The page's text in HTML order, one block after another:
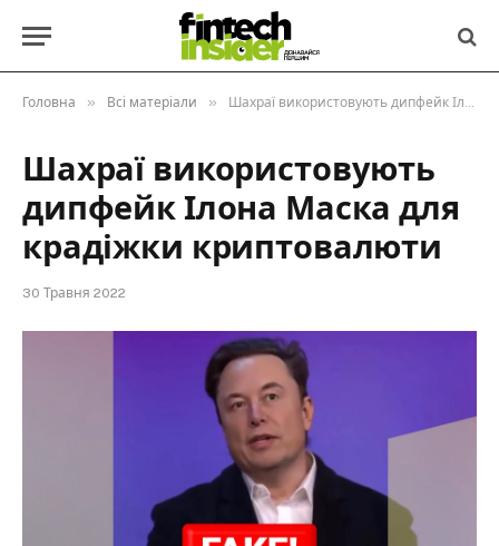
Головна » Всі матеріали » Шахраї використовують дипфейк Ілона Маска для крадіжки криптовалюти
Шахраї використовують
дипфейк Ілона Маска для
крадіжки криптовалюти
30 Травня 2022